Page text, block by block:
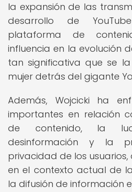
la expansión de las
desarrollo de
plataforma de
influencia en la evolución
tan significativa que se
mujer detrás del gigante
Además, Wojcicki ha
importantes en relación
de contenido, la
desinformación y la
privacidad de los
en el contexto actual de
la difusión de información